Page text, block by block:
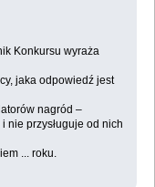
Konkursu wyraża
jaka odpowiedź jest
nagród –
nie przysługuje od nich
... roku.